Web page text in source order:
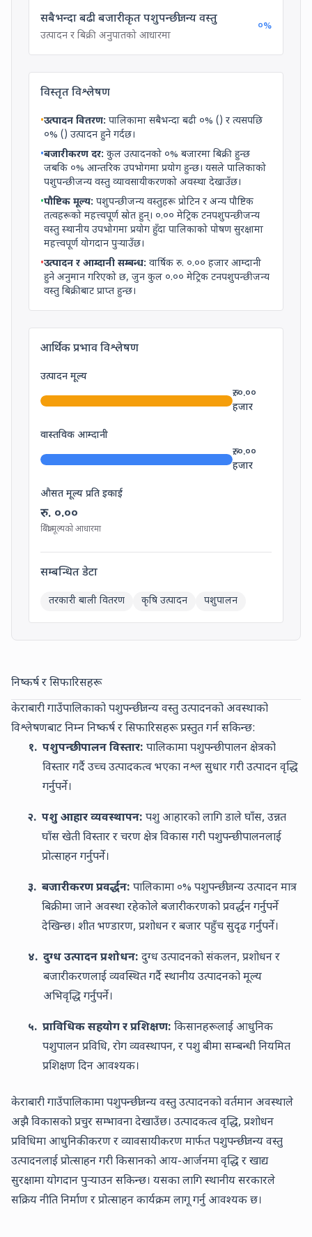
सबैभन्दा बढी बजारीकृत पशुपन्छीजन्य वस्तु
उत्पादन र बिक्री अनुपातको आधारमा
०%
विस्तृत विश्लेषण
•उत्पादन वितरण: पालिकामा सबैभन्दा बढी ०% () र त्यसपछि
०% () उत्पादन हुने गर्दछ।
•बजारीकरण दर: कुल उत्पादनको ०% बजारमा बिक्री हुन्छ
जबकि ०% आन्तरिक उपभोगमा प्रयोग हुन्छ। यसले पालिकाको
पशुपन्छीजन्य वस्तु व्यावसायीकरणको अवस्था देखाउँछ।
•पौष्टिक मूल्य: पशुपन्छीजन्य वस्तुहरू प्रोटिन र अन्य पौष्टिक
तत्वहरूको महत्त्वपूर्ण स्रोत हुन्। ०.०० मेट्रिक टनपशुपन्छीजन्य
वस्तु स्थानीय उपभोगमा प्रयोग हुँदा पालिकाको पोषण सुरक्षामा
महत्त्वपूर्ण योगदान पुर्‍याउँछ।
•उत्पादन र आम्दानी सम्बन्ध: वार्षिक रु. ०.०० हजार आम्दानी
हुने अनुमान गरिएको छ, जुन कुल ०.०० मेट्रिक टनपशुपन्छीजन्य
वस्तु बिक्रीबाट प्राप्त हुन्छ।
आर्थिक प्रभाव विश्लेषण
उत्पादन मूल्य
रु. ०.००
हजार
वास्तविक आम्दानी
रु.०.००
हजार
औसत मूल्य प्रति इकाई
रु. ०.००
बिक्री मूल्यको आधारमा
सम्बन्धित डेटा
तरकारी बाली वितरण कृषि उत्पादन पशुपालन
निष्कर्ष र सिफारिसहरू
केराबारी गाउँपालिकाको पशुपन्छीजन्य वस्तु उत्पादनको अवस्थाको
विश्लेषणबाट निम्न निष्कर्ष र सिफारिसहरू प्रस्तुत गर्न सकिन्छ:
१. पशुपन्छी पालन विस्तार: पालिकामा पशुपन्छी पालन क्षेत्रको
विस्तार गर्दै उच्च उत्पादकत्व भएका नश्ल सुधार गरी उत्पादन वृद्धि
गर्नुपर्ने।
२. पशु आहार व्यवस्थापन: पशु आहारको लागि डाले घाँस, उन्नत
घाँस खेती विस्तार र चरण क्षेत्र विकास गरी पशुपन्छी पालनलाई
प्रोत्साहन गर्नुपर्ने।
३. बजारीकरण प्रवर्द्धन: पालिकामा ०% पशुपन्छीजन्य उत्पादन मात्र
बिक्रीमा जाने अवस्था रहेकोले बजारीकरणको प्रवर्द्धन गर्नुपर्ने
देखिन्छ। शीत भण्डारण, प्रशोधन र बजार पहुँच सुदृढ गर्नुपर्ने।
४. दुग्ध उत्पादन प्रशोधन: दुग्ध उत्पादनको संकलन, प्रशोधन र
बजारीकरणलाई व्यवस्थित गर्दै स्थानीय उत्पादनको मूल्य
अभिवृद्धि गर्नुपर्ने।
५. प्राविधिक सहयोग र प्रशिक्षण: किसानहरूलाई आधुनिक
पशुपालन प्रविधि, रोग व्यवस्थापन, र पशु बीमा सम्बन्धी नियमित
प्रशिक्षण दिन आवश्यक।
केराबारी गाउँपालिकामा पशुपन्छीजन्य वस्तु उत्पादनको वर्तमान अवस्थाले
अझै विकासको प्रचुर सम्भावना देखाउँछ। उत्पादकत्व वृद्धि, प्रशोधन
प्रविधिमा आधुनिकीकरण र व्यावसायीकरण मार्फत पशुपन्छीजन्य वस्तु
उत्पादनलाई प्रोत्साहन गरी किसानको आय-आर्जनमा वृद्धि र खाद्य
सुरक्षामा योगदान पुर्‍याउन सकिन्छ। यसका लागि स्थानीय सरकारले
सक्रिय नीति निर्माण र प्रोत्साहन कार्यक्रम लागू गर्नु आवश्यक छ।